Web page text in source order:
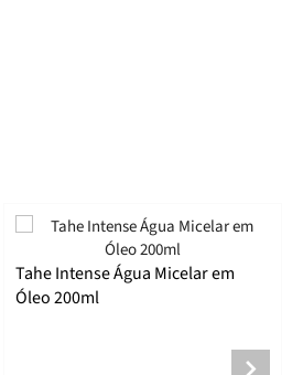
Tahe Intense Água Micelar em
Óleo 200ml